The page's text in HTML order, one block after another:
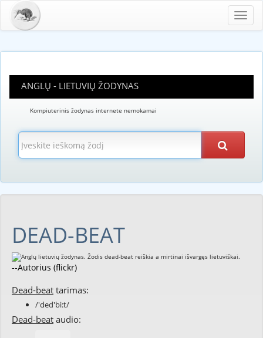
ANGLŲ - LIETUVIŲ ŽODYNAS
Kompiuterinis žodynas internete nemokamai
DEAD-BEAT
--Autorius (flickr)
Dead-beat tarimas:
/'ded'bi:t/
Dead-beat audio: